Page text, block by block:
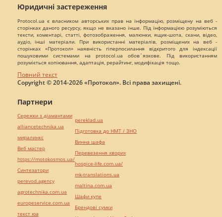
Юридичні застереження
Protocol.ua є власником авторських прав на інформацію, розміщену на веб -
сторінках даного ресурсу, якщо не вказано інше. Під інформацією розуміються
тексти, коментарі, статті, фотозображення, малюнки, ящик-шота, скани, відео,
аудіо, інші матеріали. При використанні матеріалів, розміщених на веб -
сторінках «Протокол» наявність гіперпосилання відкритого для індексації
пошуковими системами на protocol.ua обов`язкове. Під використанням
розуміється копіювання, адаптація, рерайтинг, модифікація тощо.
Повний текст
Copyright © 2014-2026 «Протокол». Всі права захищені.
Партнери
Сережки з діамантами
alliancetechnika.ua
миралинкс
Веб мастер
https://motokosmos.ua/
Синтезатори
perevod.agency
agrotechnika.com.ua
europeservice.com.ua
текст юа
pereklad.ua
Підготовка до НМТ / ЗНО
Винна шафа
Перевезення хворих
hospice-life.com.ua/
mk-translations.ua
maltina.com.ua
Шафи купе
Брендові сумки